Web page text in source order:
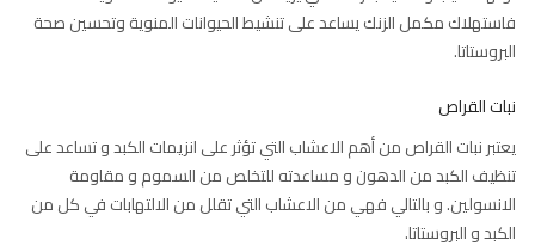
فاستهلاك مكمل الزنك يساعد على تنشيط الحيوانات المنوية وتحسين صحة
البروستاتا.
نبات القراص
يعتبر نبات القراص من أهم الاعشاب التي تؤثر على انزيمات الكبد و تساعد على
تنظيف الكبد من الدهون و مساعدته للتخلص من السموم و مقاومة
الانسولين. و بالتالي فهي من الاعشاب التي تقلل من الالتهابات في كل من
الكبد و البروستاتا.